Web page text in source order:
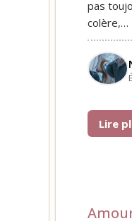
pas
colère,…
Lire